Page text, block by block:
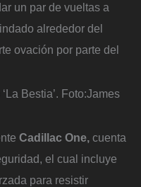
un par de vueltas a
alrededor del
ovación por parte del
Bestia’. Foto:James
Cadillac One, cuenta
el cual incluye
para resistir